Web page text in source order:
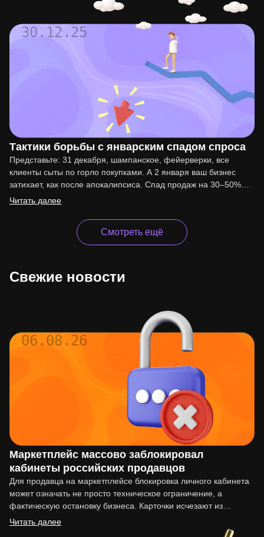
30.12.25
Тактики борьбы с январским спадом спроса
Представьте: 31 декабря, шампанское, фейерверки, все
клиенты сыты по горло покупками. А 2 января ваш бизнес
затихает, как после апокалипсиса. Спад продаж на 30–50%…
Читать далее
Смотреть ещё
Свежие новости
06.08.26
Маркетплейс массово заблокировал
кабинеты российских продавцов
Для продавца на маркетплейсе блокировка личного кабинета
может означать не просто техническое ограничение, а
фактическую остановку бизнеса. Карточки исчезают из
выдачи, реклама перестаёт работать,…
Читать далее